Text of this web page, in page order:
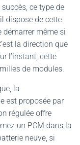
ce type de
dispose de cette
démarrer même si
la direction que
l’instant, cette
de modules.
la
est proposée par
régulée offre
un PCM dans la
neuve, si